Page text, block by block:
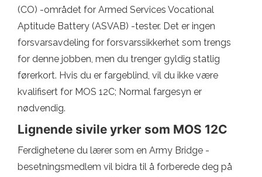
(CO) -området for Armed Services Vocational
Aptitude Battery (ASVAB) -tester. Det er ingen
forsvarsavdeling for forsvarssikkerhet som trengs
for denne jobben, men du trenger gyldig statlig
førerkort. Hvis du er fargeblind, vil du ikke være
kvalifisert for MOS 12C; Normal fargesyn er
nødvendig.
Lignende sivile yrker som MOS 12C
Ferdighetene du lærer som en Army Bridge -
besetningsmedlem vil bidra til å forberede deg på